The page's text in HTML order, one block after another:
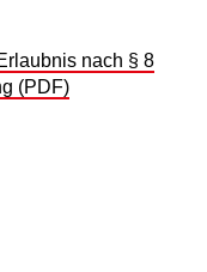
nach § 8
(PDF)